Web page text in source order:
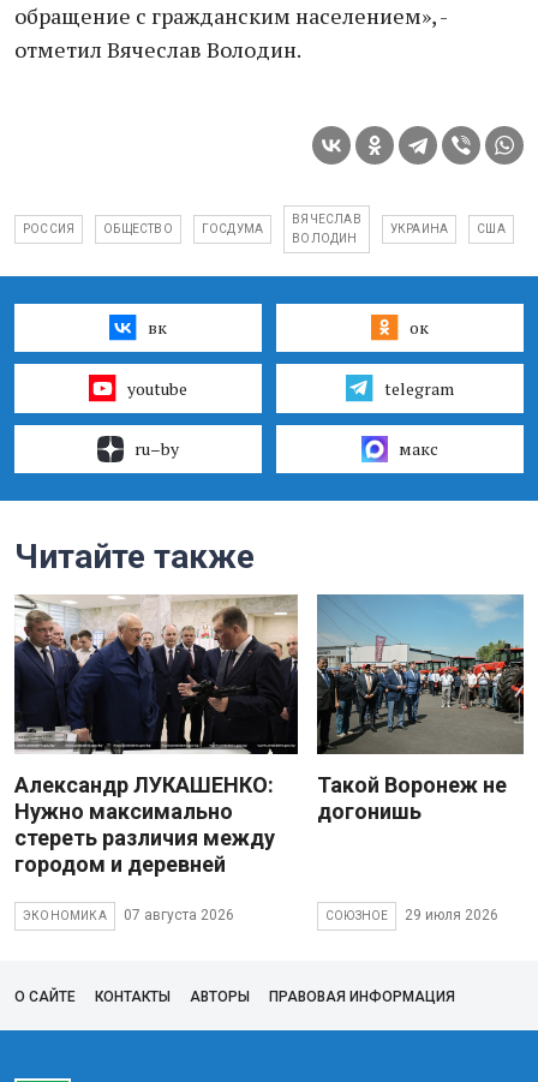
обращение с гражданским населением», -
отметил Вячеслав Володин.
РОССИЯ ОБЩЕСТВО ГОСДУМА
ВЯЧЕСЛАВ
ВОЛОДИН
УКРАИНА США
вк ок
youtube telegram
ru–by макс
Читайте также
Александр ЛУКАШЕНКО:
Нужно максимально
стереть различия между
городом и деревней
ЭКОНОМИКА 07 августа 2026
Такой Воронеж не
догонишь
СОЮЗНОЕ 29 июля 2026
О САЙТЕ КОНТАКТЫ АВТОРЫ ПРАВОВАЯ ИНФОРМАЦИЯ